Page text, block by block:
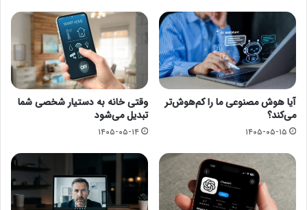
آیا هوش مصنوعی ما را کم‌هوش‌تر
می‌کند؟
۱۴۰۵-۰۵-۱۵
وقتی خانه به دستیار شخصی شما
تبدیل می‌شود
۱۴۰۵-۰۵-۱۴